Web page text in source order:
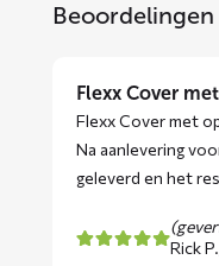
Beoordelingen
Flexx Cover
Flexx Cover met
Na aanlevering
geleverd en het
Rick